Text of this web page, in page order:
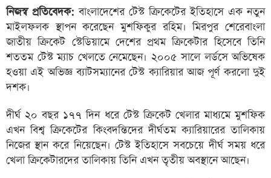
নিজস্ব প্রতিবেদক: বাংলাদেশের টেস্ট ক্রিকেটের ইতিহাসে এক নতুন
মাইলফলক স্থাপন করেছেন মুশফিকুর রহিম। মিরপুর শেরেবাংলা
জাতীয় ক্রিকেট স্টেডিয়ামে দেশের প্রথম ক্রিকেটার হিসেবে তিনি
শততম টেস্ট ম্যাচ খেলতে নেমেছেন। ২০০৫ সালে লর্ডসে অভিষেক
হওয়া এই অভিজ্ঞ ব্যাটসম্যানের টেস্ট ক্যারিয়ার আজ পূর্ণ করলো দুই
দশক।
দীর্ঘ ২০ বছর ১৭৭ দিন ধরে টেস্ট ক্রিকেট খেলার মাধ্যমে মুশফিক
এখন বিশ্ব ক্রিকেটের কিংবদন্তিদের দীর্ঘতম ক্যারিয়ারের তালিকায়
নিজের স্থান করে নিয়েছেন। টেস্ট ইতিহাসে সবচেয়ে দীর্ঘ সময় ধরে
খেলা ক্রিকেটারদের তালিকায় তিনি এখন তৃতীয় অবস্থানে আছেন।